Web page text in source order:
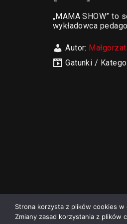
„MAMA SHOW” to
wykładowca
Autor:
Gatunki /
Strona korzysta z plików cookies w
Zmiany zasad korzystania z plików